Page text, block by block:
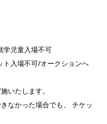
児童入場不可
入場不可/オークションへ
いたします。
なかった場合でも、 チケッ